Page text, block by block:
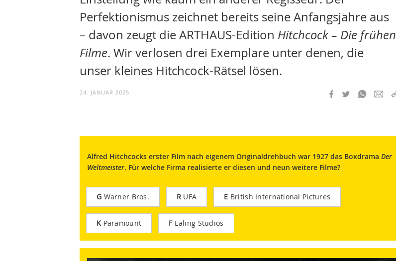
Perfektionismus zeichnet bereits seine Anfangsjahre aus
– davon zeugt die ARTHAUS-Edition Hitchcock – Die frühen
Filme. Wir verlosen drei Exemplare unter denen, die
unser kleines Hitchcock-Rätsel lösen.
24. JANUAR 2025
Alfred Hitchcocks erster Film nach eigenem Originaldrehbuch war 1927 das Boxdrama Der
Weltmeister. Für welche Firma realisierte er diesen und neun weitere Filme?
G Warner Bros. R UFA E British International Pictures
KParamount FEaling Studios